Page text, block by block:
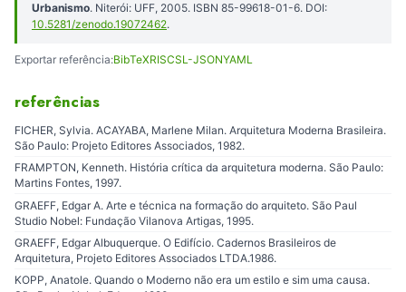
Urbanismo. Niterói: UFF, 2005. ISBN 85-99618-01-6. DOI:
10.5281/zenodo.19072462.
Exportar referência:BibTeXRISCSL-JSONYAML
referências
FICHER, Sylvia. ACAYABA, Marlene Milan. Arquitetura Moderna Brasileira.
São Paulo: Projeto Editores Associados, 1982.
FRAMPTON, Kenneth. História crítica da arquitetura moderna. São Paulo:
Martins Fontes, 1997.
GRAEFF, Edgar A. Arte e técnica na formação do arquiteto. São Paul
Studio Nobel: Fundação Vilanova Artigas, 1995.
GRAEFF, Edgar Albuquerque. O Edifício. Cadernos Brasileiros de
Arquitetura, Projeto Editores Associados LTDA.1986.
KOPP, Anatole. Quando o Moderno não era um estilo e sim uma causa.